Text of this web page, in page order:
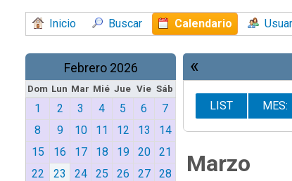
Inicio Buscar Calendario
Febrero 2026
Dom Lun Mar Mié Jue Vie Sáb
1 2 3 4 5 6
7
8
9 10 11 12 13
14
15
16 17 18 19 20
21
22
23 24 25 26 27 28
«
LIST MES:
Marzo